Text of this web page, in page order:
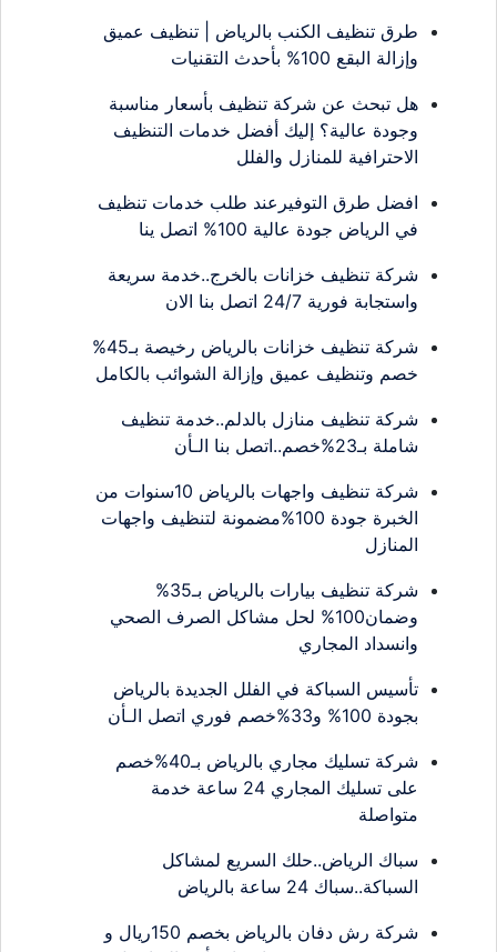
طرق تنظيف الكنب بالرياض | تنظيف عميق
وإزالة البقع 100% بأحدث التقنيات
هل تبحث عن شركة تنظيف بأسعار مناسبة
وجودة عالية؟ إليك أفضل خدمات التنظيف
الاحترافية للمنازل والفلل
افضل طرق التوفيرعند طلب خدمات تنظيف
في الرياض جودة عالية 100% اتصل ينا
شركة تنظيف خزانات بالخرج..خدمة سريعة
واستجابة فورية 24/7 اتصل بنا الان
شركة تنظيف خزانات بالرياض رخيصة بـ45%
خصم وتنظيف عميق وإزالة الشوائب بالكامل
شركة تنظيف منازل بالدلم..خدمة تنظيف
شاملة بـ23%خصم..اتصل بنا الـأن
شركة تنظيف واجهات بالرياض 10سنوات من
الخبرة جودة 100%مضمونة لتنظيف واجهات
المنازل
شركة تنظيف بيارات بالرياض بـ35%
وضمان100% لحل مشاكل الصرف الصحي
وانسداد المجاري
تأسيس السباكة في الفلل الجديدة بالرياض
بجودة 100% و33%خصم فوري اتصل الـأن
شركة تسليك مجاري بالرياض بـ40%خصم
على تسليك المجاري 24 ساعة خدمة
متواصلة
سباك الرياض..حلك السريع لمشاكل
السباكة..سباك 24 ساعة بالرياض
شركة رش دفان بالرياض بخصم 150ريال و